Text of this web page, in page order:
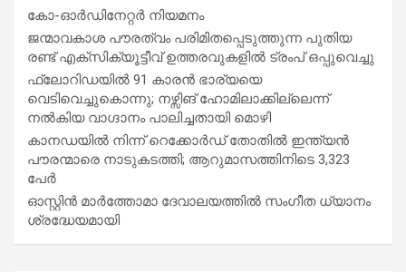
കോ-ഓർഡിനേറ്റർ നിയമനം
ജന്മാവകാശ പൗരത്വം പരിമിതപ്പെടുത്തുന്ന പുതിയ
രണ്ട് എക്സിക്യൂട്ടീവ് ഉത്തരവുകളിൽ ട്രംപ് ഒപ്പുവെച്ചു
ഫ്ലോറിഡയിൽ 91 കാരൻ ഭാര്യയെ
വെടിവെച്ചുകൊന്നു; നഴ്സിങ് ഹോമിലാക്കില്ലെന്ന്
നൽകിയ വാഗ്ദാനം പാലിച്ചതായി മൊഴി
കാനഡയിൽ നിന്ന് റെക്കോർഡ് തോതിൽ ഇന്ത്യൻ
പൗരന്മാരെ നാടുകടത്തി; ആറുമാസത്തിനിടെ 3,323
പേർ
ഓസ്റ്റിൻ മാർത്തോമാ ദേവാലയത്തിൽ സംഗീത ധ്യാനം
ശ്രദ്ധേയമായി